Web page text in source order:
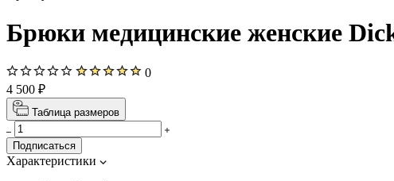
Брюки медицинские женские
0
4 500 ₽
Таблица размеров
Подписаться
Характеристики